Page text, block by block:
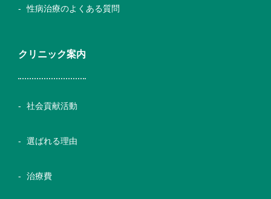
性病治療のよくある質問
クリニック案内
社会貢献活動
選ばれる理由
治療費